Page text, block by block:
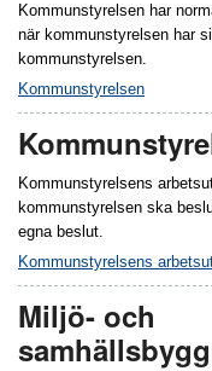
Kommunstyrelsen har
när kommunstyrelsen har
kommunstyrelsen.
Kommunstyrelsen
Kommunstyrelsens
kommunstyrelsen ska
egna beslut.
Kommunstyrelsens
Miljö- och